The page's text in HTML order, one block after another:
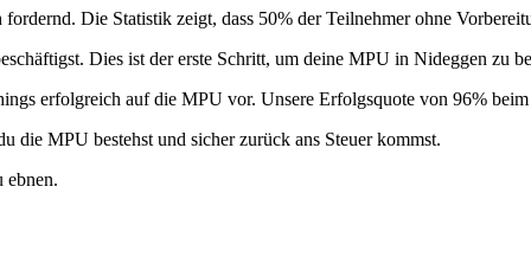
Die Statistik zeigt, dass 50% der Teilnehmer ohne
Dies ist der erste Schritt, um deine MPU in Nideggen zu
erfolgreich auf die MPU vor. Unsere Erfolgsquote von 96%
MPU bestehst und sicher zurück ans Steuer kommst.
ebnen.